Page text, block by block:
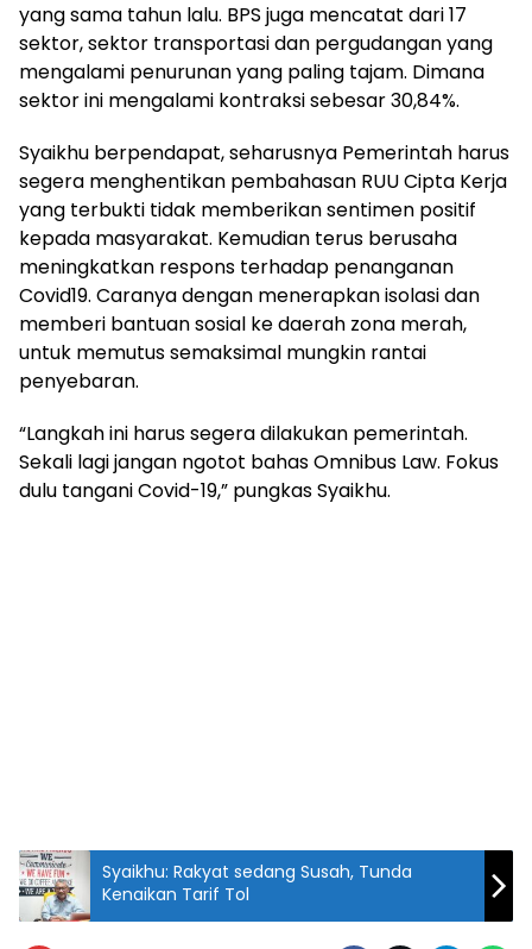
yang sama tahun lalu. BPS juga mencatat dari 17
sektor, sektor transportasi dan pergudangan yang
mengalami penurunan yang paling tajam. Dimana
sektor ini mengalami kontraksi sebesar 30,84%.
Syaikhu berpendapat, seharusnya Pemerintah harus
segera menghentikan pembahasan RUU Cipta Kerja
yang terbukti tidak memberikan sentimen positif
kepada masyarakat. Kemudian terus berusaha
meningkatkan respons terhadap penanganan
Covid19. Caranya dengan menerapkan isolasi dan
memberi bantuan sosial ke daerah zona merah,
untuk memutus semaksimal mungkin rantai
penyebaran.
“Langkah ini harus segera dilakukan pemerintah.
Sekali lagi jangan ngotot bahas Omnibus Law. Fokus
dulu tangani Covid-19,” pungkas Syaikhu.
Syaikhu: Rakyat sedang Susah, Tunda
Kenaikan Tarif Tol